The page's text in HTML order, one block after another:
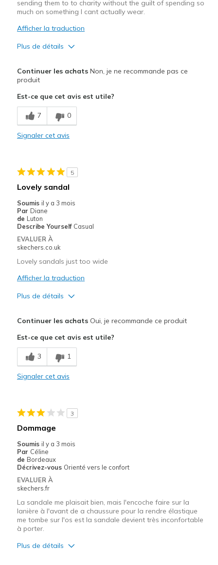
sending them to to charity without the guilt of spending so
much on something I cant actually wear.
Afficher la traduction
Plus de détails
Attractive Design
Stylish
Le contre
Cant keep on my feet
Les meilleures utilisations
Casual Wear
Width
Sizing
Continuer les achatsNon, je ne recommande pas ce
produit
Est-ce que cet avis est utile?
7 0
Signaler cet avis
5
Lovely sandal
Soumis il y a 3 mois
Par Diane
de Luton
Describe Yourself Casual
EVALUER À
skechers.co.uk
Lovely sandals just too wide
Afficher la traduction
Plus de détails
Comfortable
Stylish
Special Occasions
Width
Sizing
Continuer les achatsOui, je recommande ce produit
Est-ce que cet avis est utile?
3 1
Signaler cet avis
3
Dommage
Soumis il y a 3 mois
Par Céline
de Bordeaux
Décrivez-vous Orienté vers le confort
EVALUER À
skechers.fr
La sandale me plaisait bien, mais l'encoche faire sur la
lanière à l'avant de a chaussure pour la rendre élastique
me tombe sur l'os est la sandale devient très inconfortable
à porter.
Plus de détails